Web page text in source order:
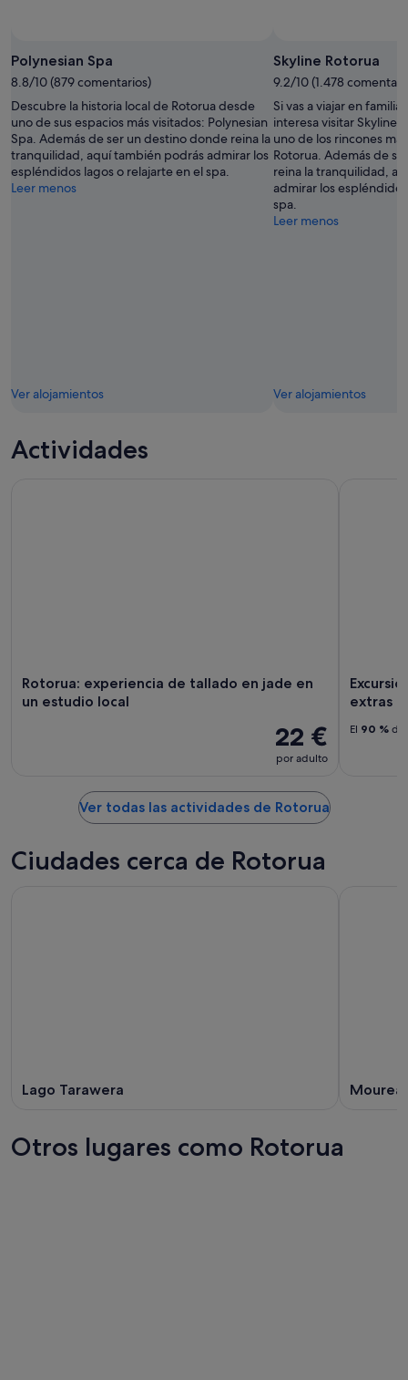
Polynesian Spa
8.8/10 (879 comentarios)
Descubre la historia local de Rotorua desde
uno de sus espacios más visitados: Polynesian
Spa. Además de ser un destino donde reina la
tranquilidad, aquí también podrás admirar los
espléndidos lagos o relajarte en el spa.
Leer menos
Ver alojamientos
Skyline Rotorua
9.2/10 (1.478
Si vas a viajar en
interesa visitar Skyline
uno de los rincones
Rotorua. Además de
reina la tranquilidad,
admirar los
spa.
Leer menos
Ver alojamientos
Actividades
Rotorua: experiencia de tallado en jade en
un estudio local
22 €
por adulto
extras
El 90 % de
Ver todas las actividades de Rotorua
Ciudades cerca de Rotorua
Lago Tarawera Mourea
Otros lugares como Rotorua